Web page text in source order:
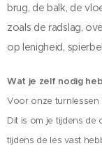
brug, de balk, de
zoals de radslag,
op lenigheid,
Wat je zelf nodig
Voor onze turnlessen
Dit is om je tijdens de
tijdens de les vast